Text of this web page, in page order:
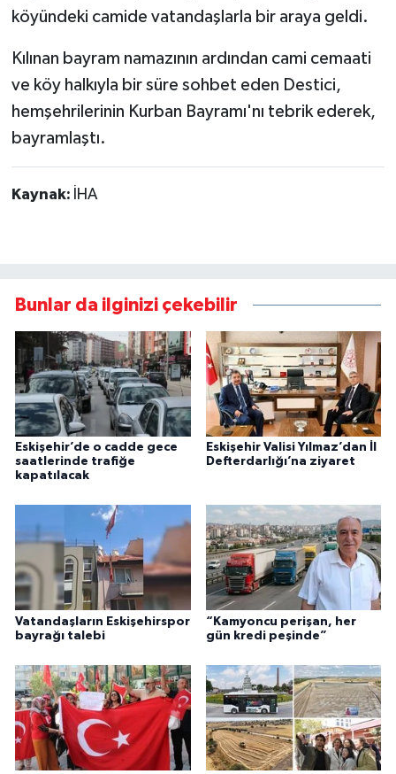
köyündeki camide vatandaşlarla bir araya geldi.
Kılınan bayram namazının ardından cami cemaati
ve köy halkıyla bir süre sohbet eden Destici,
hemşehrilerinin Kurban Bayramı'nı tebrik ederek,
bayramlaştı.
Kaynak: İHA
Bunlar da ilginizi çekebilir
Eskişehir’de o cadde gece
saatlerinde trafiğe
kapatılacak
Eskişehir Valisi Yılmaz’dan İl
Defterdarlığı’na ziyaret
Vatandaşların Eskişehirspor
bayrağı talebi
“Kamyoncu perişan, her
gün kredi peşinde”